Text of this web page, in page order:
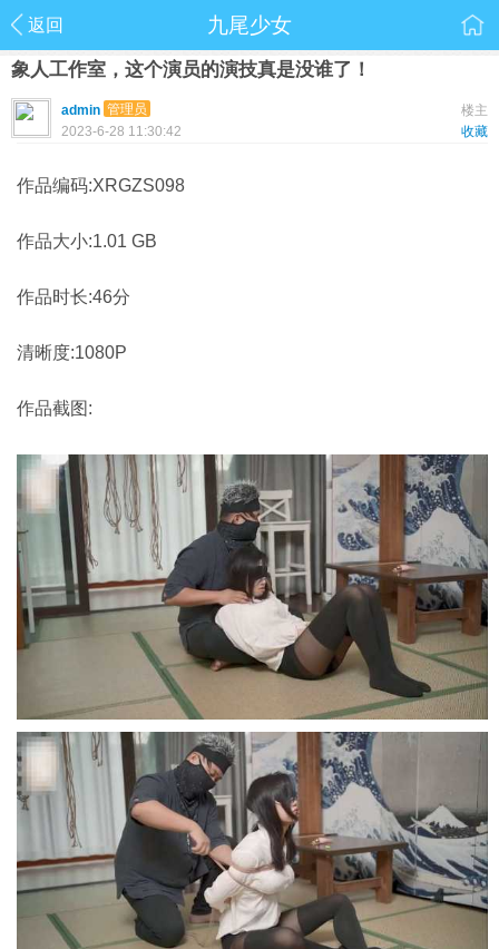
返回 九尾少女
象人工作室，这个演员的演技真是没谁了！
楼主
admin 管理员
收藏
2023-6-28 11:30:42
作品编码:XRGZS098
作品大小:1.01 GB
作品时长:46分
清晰度:1080P
作品截图: